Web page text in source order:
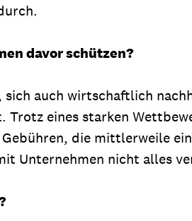
davor schützen?
auch wirtschaftlich
eines starken
die mittlerweile
Unternehmen nicht alles